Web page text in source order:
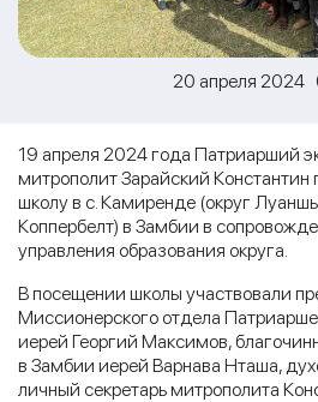
20 апреля 2024
19 апреля 2024 года Патриарший
митрополит Зарайский Константин
школу в с. Камиренде (округ
Коппербелт) в Замбии в
управления образования округа.
В посещении школы участвовали
Миссионерского отдела
иерей Георгий Максимов,
в Замбии иерей Варнава Нташа,
личный секретарь митрополита